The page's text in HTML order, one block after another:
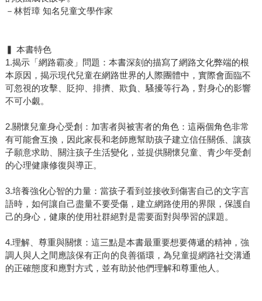
－林哲璋 知名兒童文學作家
▍ 本書特色
1.揭示「網路霸凌」問題：本書深刻的描寫了網路文化弊端的根
本原因，揭示現代兒童在網路世界的人際團體中，實際會面臨不
可忽視的攻擊、貶抑、排擠、欺負、騷擾等行為，對身心的影響
不可小覷。
2.關懷兒童身心受創：加害者與被害者的角色：這兩個角色非常
有可能會互換，因此家長和老師應幫助孩子建立信任關係、讓孩
子願意求助、關注孩子生活變化，並提供關懷兒童、青少年受創
的心理健康修復與導正。
3.培養強化心智的力量：當孩子看到並接收到傷害自己的文字言
語時，如何讓自己盡量不要受傷，建立網路使用的界限，保護自
己的身心，健康的使用社群絕對是需要面對與學習的課題。
4.理解、尊重與關懷：這三點是本書最重要想要傳遞的精神，強
調人與人之間應該保有正向的良善循環，為兒童提網路社交溝通
的正確態度和應對方式，並有助於他們理解和尊重他人。